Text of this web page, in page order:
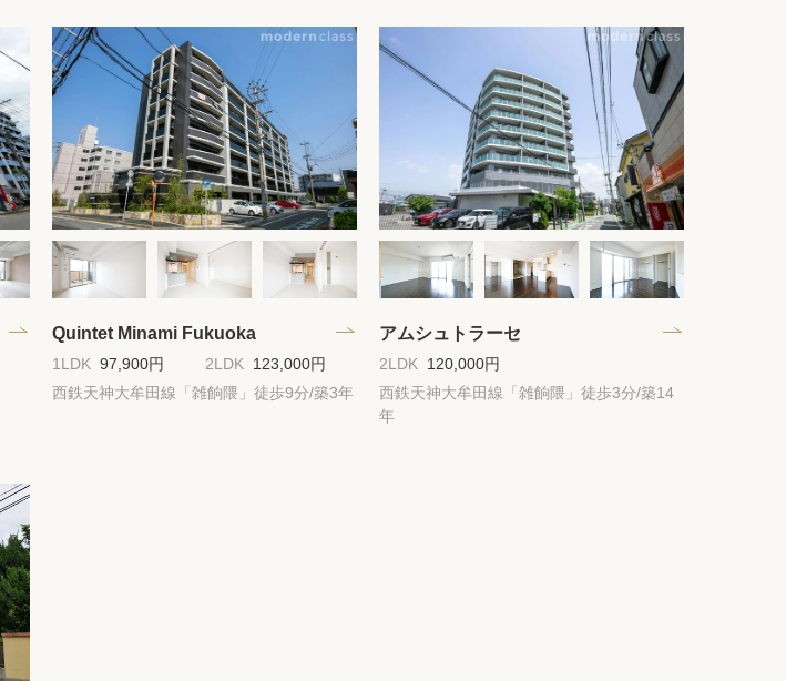
高級賃貸物件コラム modern classについて
高級賃貸物件トピック 会社概要
プライバシーポリシー クッキーポリシー
商標について サイトマップ
Quintet Minami Fukuoka
1LDK 97,900円 2LDK
123,000円
西鉄天神大牟田線「雑餉隈」徒歩9分/築3年
アムシュトラーセ
2LDK
120,000円
西鉄天神大牟田線「雑餉隈」徒歩3分/築14
年